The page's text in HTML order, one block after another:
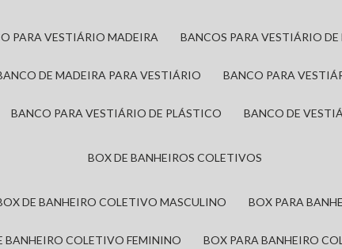
PARA VESTIÁRIO MADEIRA BANCOS PARA VESTIÁRIO DE
BANCO DE MADEIRA PARA VESTIÁRIO BANCO PARA
BANCO PARA VESTIÁRIO DE PLÁSTICO BANCO DE
BOX DE BANHEIROS COLETIVOS
BOX DE BANHEIRO COLETIVO MASCULINO BOX PARA
BANHEIRO COLETIVO FEMININO BOX PARA BANHEIRO